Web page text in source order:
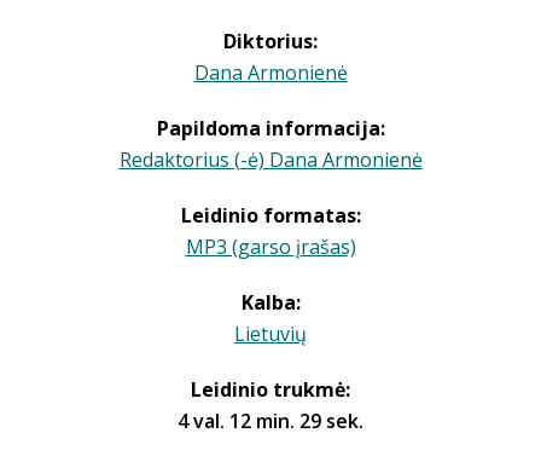
Diktorius:
Dana Armonienė
Papildoma informacija:
Redaktorius (-ė) Dana Armonienė
Leidinio formatas:
MP3 (garso įrašas)
Kalba:
Lietuvių
Leidinio trukmė:
4 val. 12 min. 29 sek.